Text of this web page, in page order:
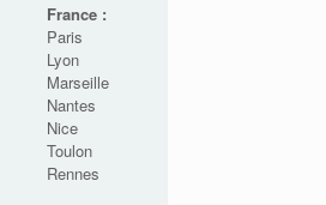
France :
Paris
Lyon
Marseille
Nantes
Nice
Toulon
Rennes